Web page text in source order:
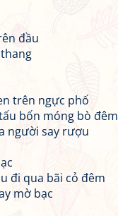
đầu
trên ngực phố
bốn móng bò đêm
người say rượu
đi qua bãi cỏ đêm
mờ bạc